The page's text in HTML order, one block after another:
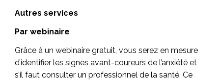
Autres services
Par webinaire
Grâce à un webinaire gratuit, vous serez en mesure
d’identifier les signes avant-coureurs de l’anxiété et
s’il faut consulter un professionnel de la santé. Ce